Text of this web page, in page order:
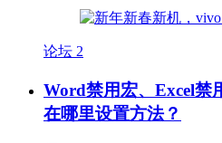
论坛 2
Word禁用宏、Excel禁
在哪里设置方法？